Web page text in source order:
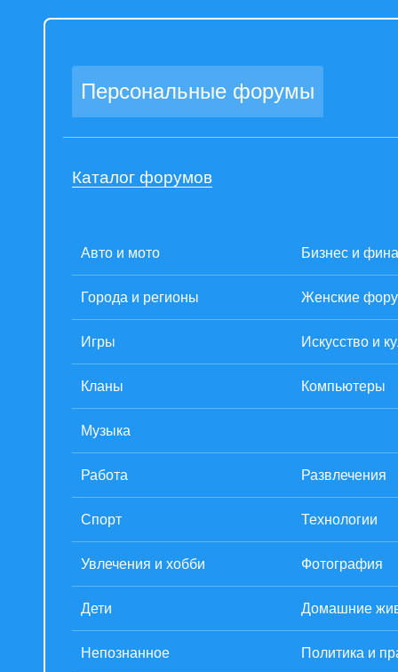
Персональные форумы
Каталог форумов
Авто и мото Бизнес и
Города и регионы Женские
Игры Искусство и
Кланы Компьютеры
Музыка
Работа Развлечения
Спорт Технологии
Увлечения и хобби Фотография
Дети Домашние
Непознанное Политика и